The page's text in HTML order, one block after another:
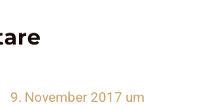
9. November 2017 um